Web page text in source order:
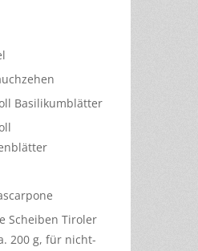
Basilikumblätter
Scheiben Tiroler
200 g, für nicht-